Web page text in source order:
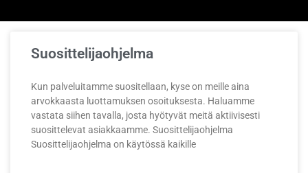
Suosittelijaohjelma
Kun palveluitamme suositellaan, kyse on meille aina
arvokkaasta luottamuksen osoituksesta. Haluamme
vastata siihen tavalla, josta hyötyvät meitä aktiivisesti
suosittelevat asiakkaamme. Suosittelijaohjelma
Suosittelijaohjelma on käytössä kaikille